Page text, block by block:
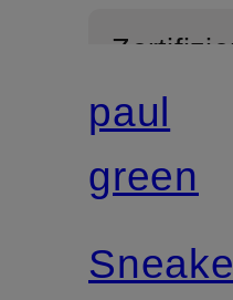
paul
green